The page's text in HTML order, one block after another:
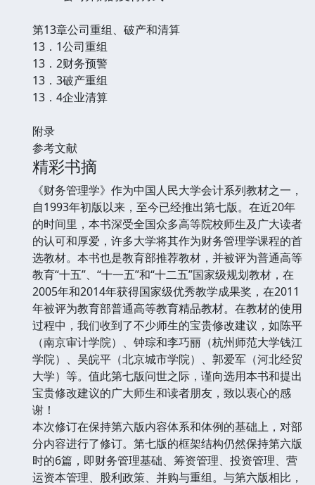
第13章公司重组、破产和清算
13．1公司重组
13．2财务预警
13．3破产重组
13．4企业清算
附录
参考文献
精彩书摘
《财务管理学》作为中国人民大学会计系列教材之一，
自1993年初版以来，至今已经推出第七版。在近20年
的时间里，本书深受全国众多高等院校师生及广大读者
的认可和厚爱，许多大学将其作为财务管理学课程的首
选教材。本书也是教育部推荐教材，并被评为普通高等
教育“十五”、“十一五”和“十二五”国家级规划教材，在
2005年和2014年获得国家级优秀教学成果奖，在2011
年被评为教育部普通高等教育精品教材。在教材的使用
过程中，我们收到了不少师生的宝贵修改建议，如陈平
（南京审计学院）、钟琮和李巧丽（杭州师范大学钱江
学院）、吴皖平（北京城市学院）、郭爱军（河北经贸
大学）等。值此第七版问世之际，谨向选用本书和提出
宝贵修改建议的广大师生和读者朋友，致以衷心的感
谢！
本次修订在保持第六版内容体系和体例的基础上，对部
分内容进行了修订。第七版的框架结构仍然保持第六版
时的6篇，即财务管理基础、筹资管理、投资管理、营
运资本管理、股利政策、并购与重组。与第六版相比，